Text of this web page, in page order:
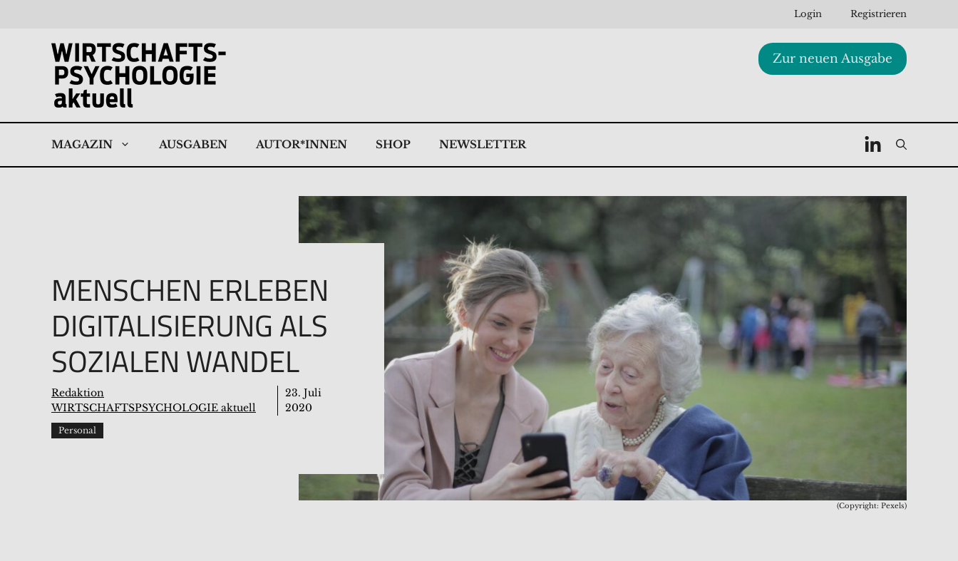
springen
Login Registrieren
Zur neuen Ausgabe
MAGAZIN AUSGABEN AUTOR*INNEN SHOP NEWSLETTER
MENSCHEN ERLEBEN
DIGITALISIERUNG ALS
SOZIALEN WANDEL
Redaktion
WIRTSCHAFTSPSYCHOLOGIE aktuell
23. Juli
2020
Personal
(Copyright: Pexels)